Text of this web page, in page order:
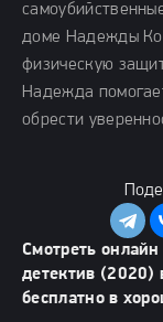
доме Надежды
физическую
Надежда
обрести
Смотреть
детектив (2020)
бесплатно в